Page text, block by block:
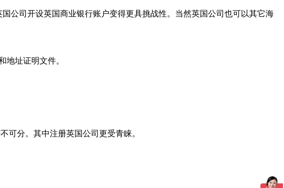
司开设英国商业银行账户变得更具挑战性。当然英国公司也可以其它海
址证明文件。
分。其中注册英国公司更受青睐。